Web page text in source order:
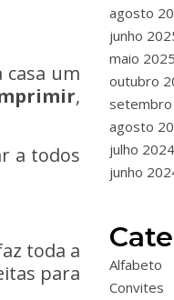
casa um
,
a todos
toda a
para
agosto
junho
maio 2025
outubro
agosto
julho 2024
junho
Alfabeto
Convites